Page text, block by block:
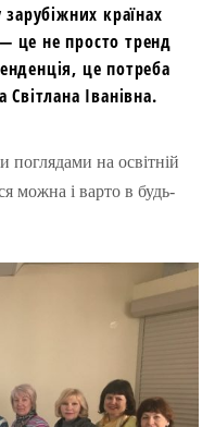
країнах
це не просто тренд
це потреба
Іванівна.
поглядами на освітній
можна і варто в будь-